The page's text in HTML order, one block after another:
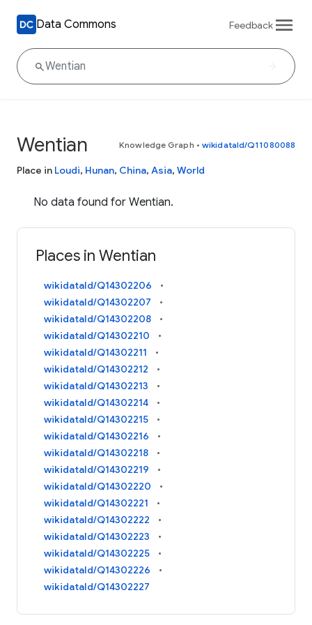
Data Commons Feedback
Wentian Knowledge Graph • wikidataId/Q11080088
Place in Loudi, Hunan, China, Asia, World
No data found for Wentian.
Places in Wentian
wikidataId/Q14302206
wikidataId/Q14302207
wikidataId/Q14302208
wikidataId/Q14302210
wikidataId/Q14302211
wikidataId/Q14302212
wikidataId/Q14302213
wikidataId/Q14302214
wikidataId/Q14302215
wikidataId/Q14302216
wikidataId/Q14302218
wikidataId/Q14302219
wikidataId/Q14302220
wikidataId/Q14302221
wikidataId/Q14302222
wikidataId/Q14302223
wikidataId/Q14302225
wikidataId/Q14302226
wikidataId/Q14302227